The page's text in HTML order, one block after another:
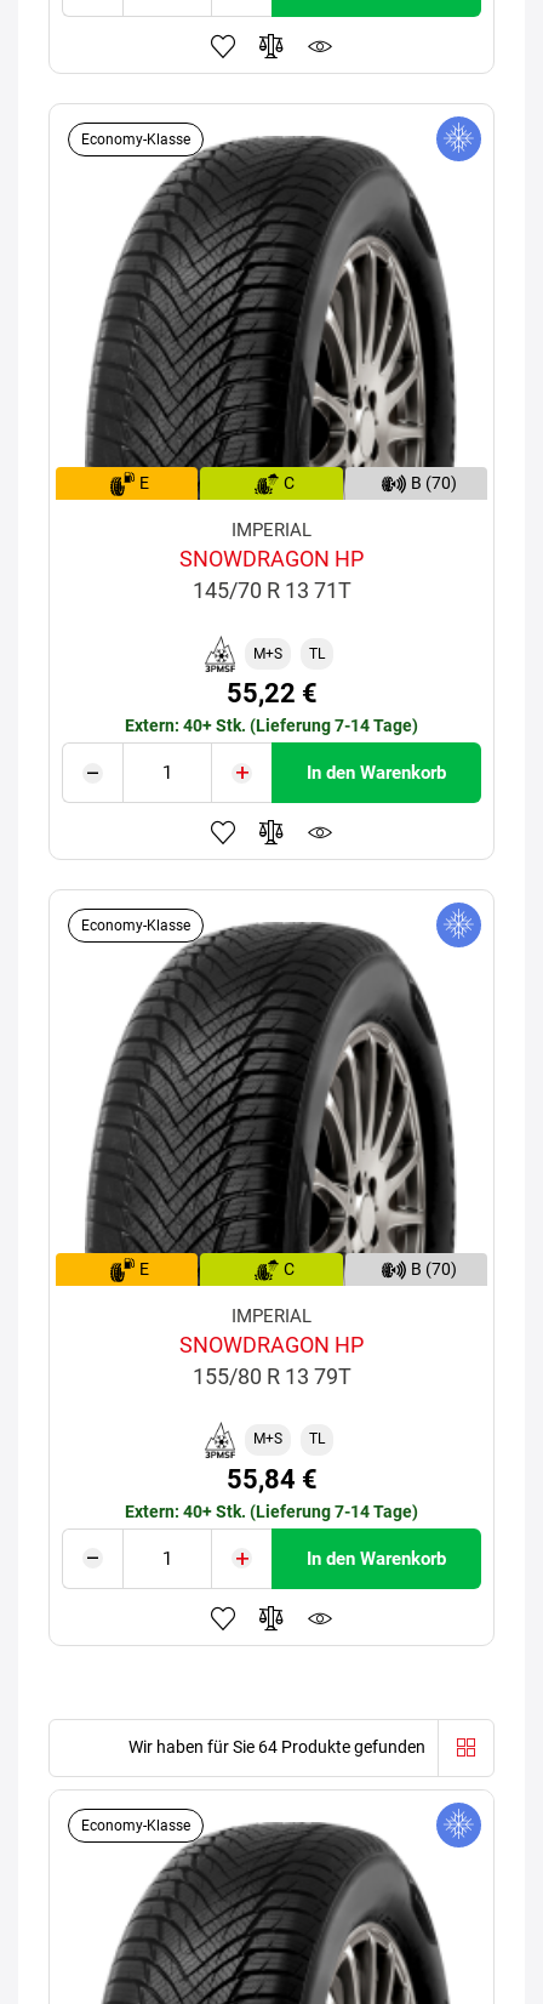
Economy-Klasse
E C B (70)
IMPERIAL
SNOWDRAGON HP
145/70 R 13 71T
M+S TL
55,22 €
Extern: 40+ Stk. (Lieferung 7-14 Tage)
In den Warenkorb
Economy-Klasse
E C B (70)
IMPERIAL
SNOWDRAGON HP
155/80 R 13 79T
M+S TL
55,84 €
Extern: 40+ Stk. (Lieferung 7-14 Tage)
In den Warenkorb
Wir haben für Sie 64 Produkte gefunden
Economy-Klasse